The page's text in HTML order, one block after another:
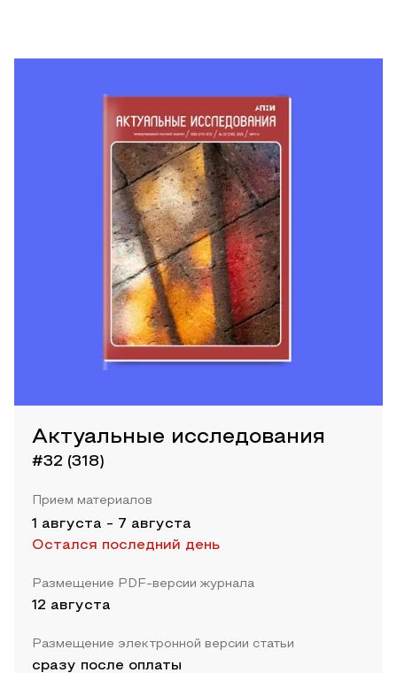
Актуальные исследования
#32 (318)
Прием материалов
1 августа - 7 августа
Остался последний день
Размещение PDF-версии журнала
12 августа
Размещение электронной версии статьи
сразу после оплаты